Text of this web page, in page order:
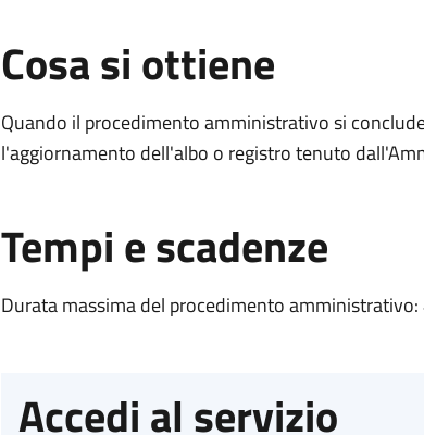
Cosa si ottiene
Quando il procedimento amministrativo si
l'aggiornamento dell'albo o registro tenuto
Tempi e scadenze
Durata massima del procedimento
Accedi al servizio